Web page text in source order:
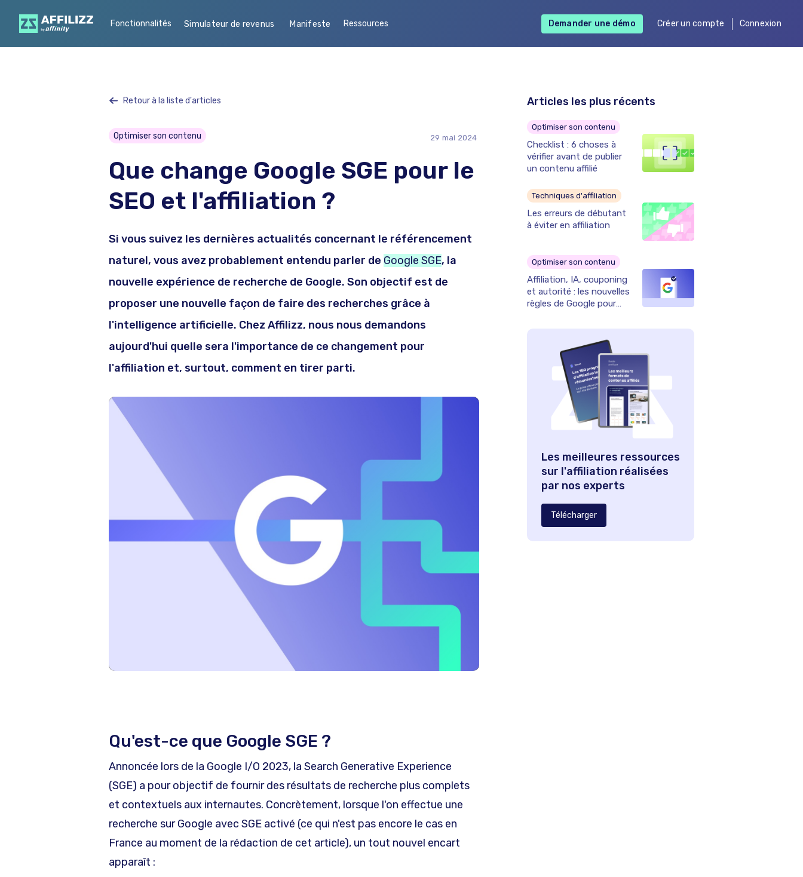
Fonctionnalités Simulateur de revenus Manifeste Ressources Demander une démo Créer un compte Connexion
Retour à la liste d'articles
Optimiser son contenu 29 mai 2024
Que change Google SGE pour le
SEO et l'affiliation ?
Si vous suivez les dernières actualités concernant le référencement
naturel, vous avez probablement entendu parler de Google SGE, la
nouvelle expérience de recherche de Google. Son objectif est de
proposer une nouvelle façon de faire des recherches grâce à
l'intelligence artificielle. Chez Affilizz, nous nous demandons
aujourd'hui quelle sera l'importance de ce changement pour
l'affiliation et, surtout, comment en tirer parti.
Qu'est-ce que Google SGE ?
Annoncée lors de la Google I/O 2023, la Search Generative Experience
(SGE) a pour objectif de fournir des résultats de recherche plus complets
et contextuels aux internautes. Concrètement, lorsque l'on effectue une
recherche sur Google avec SGE activé (ce qui n'est pas encore le cas en
France au moment de la rédaction de cet article), un tout nouvel encart
apparaît :
Articles les plus récents
Optimiser son contenu
Checklist : 6 choses à
vérifier avant de publier
un contenu affilié
Techniques d'affiliation
Les erreurs de débutant
à éviter en affiliation
Optimiser son contenu
Affiliation, IA, couponing
et autorité : les nouvelles
règles de Google pour
Les meilleures ressources
sur l'affiliation réalisées
par nos experts
Télécharger